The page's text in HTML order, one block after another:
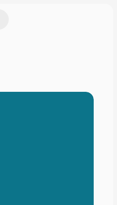
immagine